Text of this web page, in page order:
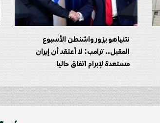
نتنياهو يزور واشنطن الأسبوع
المقبل.. ترامب: لا أعتقد أن إيران
مستعدة لإبرام اتفاق حاليا